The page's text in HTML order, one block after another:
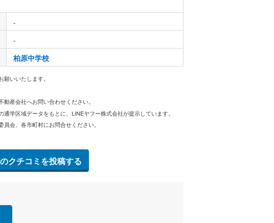
-
-
柏原中学校
いいたします。
産会社へお問い合わせください。
通学区域データをもとに、LINEヤフー株式会社が提示しています。
会、各市町村にお問合せください。
クチコミを投稿する